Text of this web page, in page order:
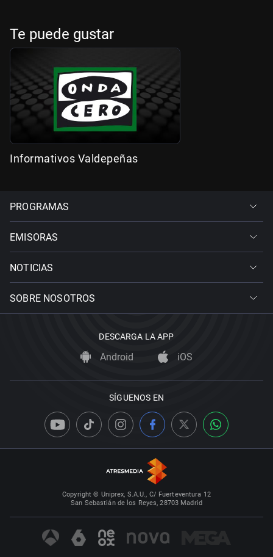
Te puede gustar
Informativos Valdepeñas
PROGRAMAS
EMISORAS
NOTICIAS
SOBRE NOSOTROS
DESCARGA LA APP
Android iOS
SÍGUENOS EN
Copyright © Uniprex, S.A.U., C/ Fuerteventura 12
San Sebastián de los Reyes, 28703 Madrid